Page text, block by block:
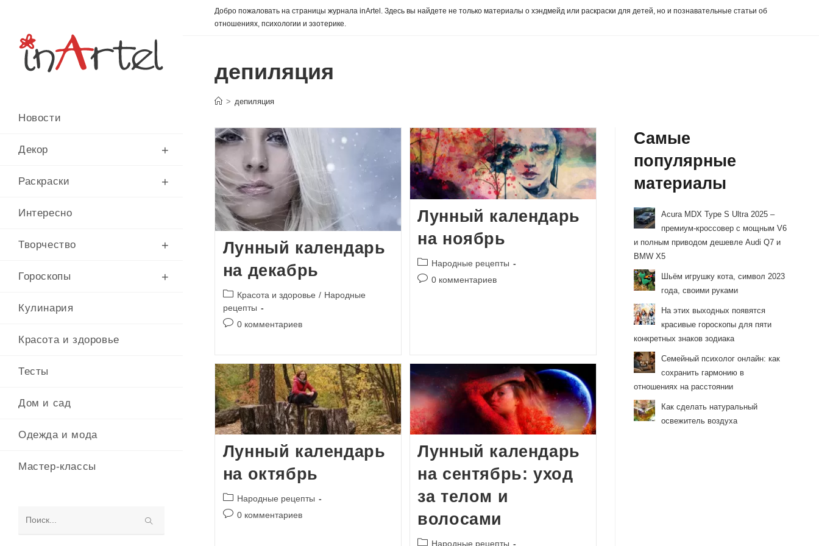
ПерейтиДобро пожаловать на страницы журнала inArtel. Здесь вы найдете не только материалы о хэндмейд или раскраски для детей, но и познавательные статьи об
отношениях, психологии и эзотерике.
Новости
Декор
Раскраски
Интересно
Творчество
Гороскопы
Кулинария
Красота и здоровье
Тесты
Дом и сад
Одежда и мода
Мастер-классы
депиляция
> депиляция
Лунный календарь
на декабрь
Рубрика
записи:
Красота и здоровье / Народные
рецепты
Комментарии
0 комментариев
Лунный календарь
на ноябрь
Рубрика
записи:
Народные рецепты
Комментарии
0 комментариев
Лунный календарь
на октябрь
Рубрика
записи:
Народные рецепты
Комментарии
0 комментариев
Лунный календарь
на сентябрь: уход
за телом и
волосами
Рубрика
Народные рецепты
Самые
популярные
материалы
Acura MDX Type S Ultra 2025 –
премиум-кроссовер с мощным V6
и полным приводом дешевле Audi Q7 и
BMW X5
Шьём игрушку кота, символ 2023
года, своими руками
На этих выходных появятся
красивые гороскопы для пяти
конкретных знаков зодиака
Семейный психолог онлайн: как
сохранить гармонию в
отношениях на расстоянии
Как сделать натуральный
освежитель воздуха